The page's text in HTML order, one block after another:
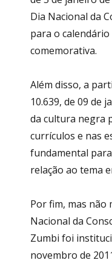
Dia Nacional da
para o
comemorativa.
Além disso, a
10.639, de 09 de
da cultura negra
currículos e nas
fundamental
relação ao tema
Por fim, mas não
Nacional da
Zumbi foi
novembro de